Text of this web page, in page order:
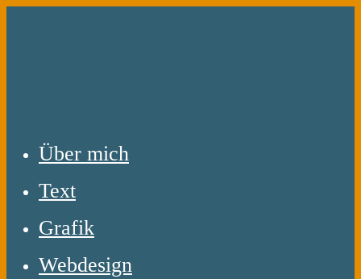
Über mich
Text
Grafik
Webdesign